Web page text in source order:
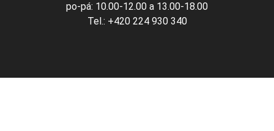
po-pá: 10.00-12.00 a 13.00-18.00
Tel.: +420 224 930 340